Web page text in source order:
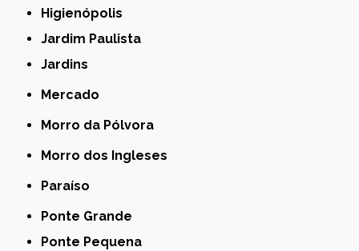
Higienópolis
Jardim Paulista
Jardins
Mercado
Morro da Pólvora
Morro dos Ingleses
Paraíso
Ponte Grande
Ponte Pequena